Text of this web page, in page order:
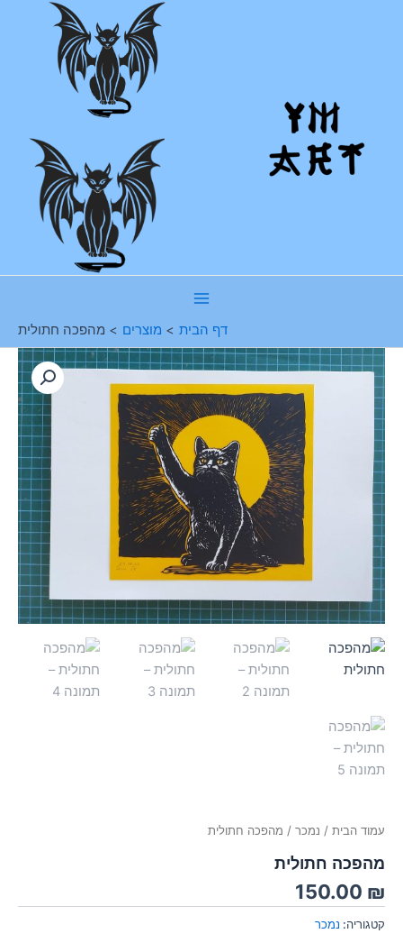
Menu
דף הבית מוצרים מהפכה חתולית
עמוד הבית / נמכר / מהפכה חתולית
מהפכה חתולית
150.00 ₪
קטגוריה: נמכר